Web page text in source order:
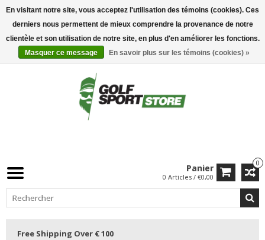
0
Panier
0 Articles / €0,00
Free Shipping Over € 100
En visitant notre site, vous acceptez l'utilisation des témoins (cookies). Ces
derniers nous permettent de mieux comprendre la provenance de notre
clientèle et son utilisation de notre site, en plus d'en améliorer les fonctions.
Masquer ce message
En savoir plus sur les témoins (cookies) »